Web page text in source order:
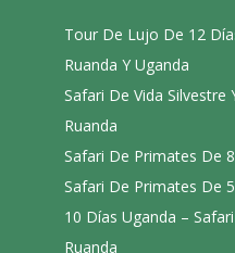
Tour De Lujo De 12
Ruanda Y Uganda
Safari De Vida Silvestre
Ruanda
Safari De Primates De
Safari De Primates De
10 Días Uganda –
Ruanda